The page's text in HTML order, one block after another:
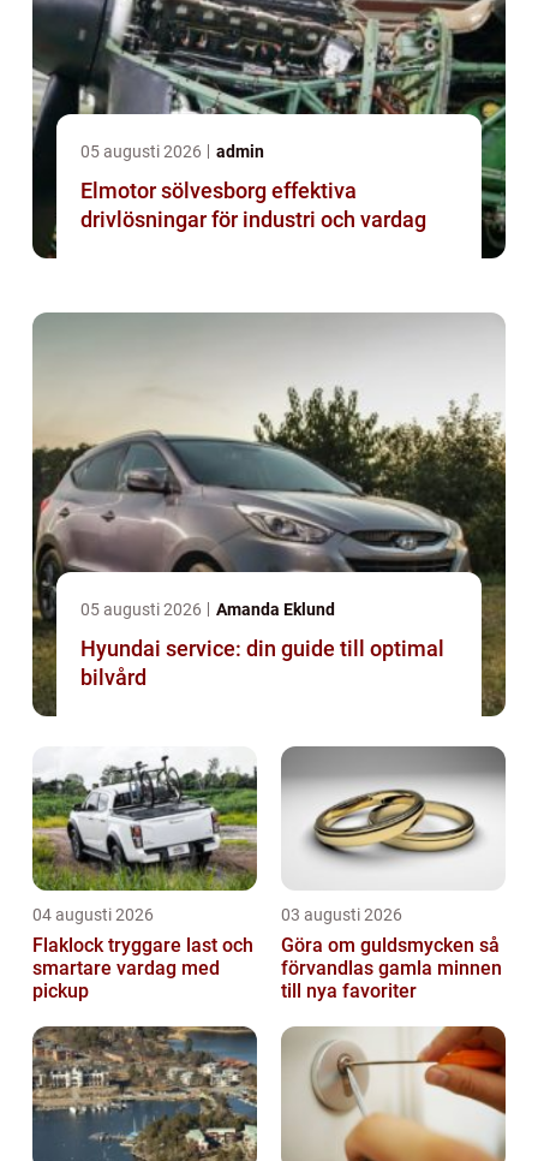
05 augusti 2026 admin
Elmotor sölvesborg effektiva
drivlösningar för industri och vardag
05 augusti 2026 Amanda Eklund
Hyundai service: din guide till optimal
bilvård
04 augusti 2026
Flaklock tryggare last och
smartare vardag med
pickup
03 augusti 2026
Göra om guldsmycken så
förvandlas gamla minnen
till nya favoriter